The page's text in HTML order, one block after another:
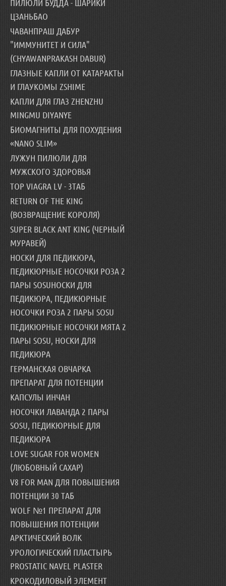
ПИЛЮЛИ БУДДА - ШАРИКИ
ЦЗАНЬБАО
ЧАВАНПРАШ ДАБУР
"ИММУНИТЕТ И СИЛА"
(CHYAWANPRAKASH DABUR)
ГЛАЗНЫЕ КАПЛИ ОТ КАТАРАКТЫ
И ГЛАУКОМЫ ZSHIME
КАПЛИ ДЛЯ ГЛАЗ ZHENZHU
MINGMU DIYANYE
БИОМАГНИТЫ ДЛЯ ПОХУДЕНИЯ
«NANO SLIM»
ЛУЖУН ПИЛЮЛИ ДЛЯ
МУЖСКОГО ЗДОРОВЬЯ
TOP VIAGRA LV - 3ТАБ
RETURN OF THE KING
(ВОЗВРАЩЕНИЕ КОРОЛЯ)
SUPER BLACK ANT KING (ЧЕРНЫЙ
МУРАВЕЙ)
НОСКИ ДЛЯ ПЕДИКЮРА,
ПЕДИКЮРНЫЕ НОСОЧКИ РОЗА 2
ПАРЫ SOSUНОСКИ ДЛЯ
ПЕДИКЮРА, ПЕДИКЮРНЫЕ
НОСОЧКИ РОЗА 2 ПАРЫ SOSU
ПЕДИКЮРНЫЕ НОСОЧКИ МЯТА 2
ПАРЫ SOSU, НОСКИ ДЛЯ
ПЕДИКЮРА
ГЕРМАНСКАЯ ОВЧАРКА
ПРЕПАРАТ ДЛЯ ПОТЕНЦИИ
КАПСУЛЫ ИНЧАН
НОСОЧКИ ЛАВАНДА 2 ПАРЫ
SOSU, ПЕДИКЮРНЫЕ ДЛЯ
ПЕДИКЮРА
LOVE SUGAR FOR WOMEN
(ЛЮБОВНЫЙ САХАР)
V8 FOR MAN ДЛЯ ПОВЫШЕНИЯ
ПОТЕНЦИИ 30 ТАБ
WOLF №1 ПРЕПАРАТ ДЛЯ
ПОВЫШЕНИЯ ПОТЕНЦИИ
АРКТИЧЕСКИЙ ВОЛК
УРОЛОГИЧЕСКИЙ ПЛАСТЫРЬ
PROSTATIC NAVEL PLASTER
КРОКОДИЛОВЫЙ ЭЛЕМЕНТ